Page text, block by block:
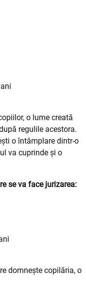
o lume creată
regulile acestora.
o întâmplare dintr-o
va cuprinde și o
se va face jurizarea:
domnește copilăria, o